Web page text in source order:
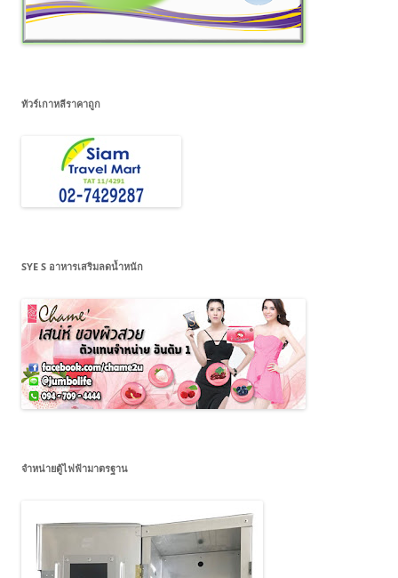
ทัวร์เกาหลีราคาถูก
SYE S อาหารเสริมลดน้ำหนัก
จำหน่ายตู้ไฟฟ้ามาตรฐาน